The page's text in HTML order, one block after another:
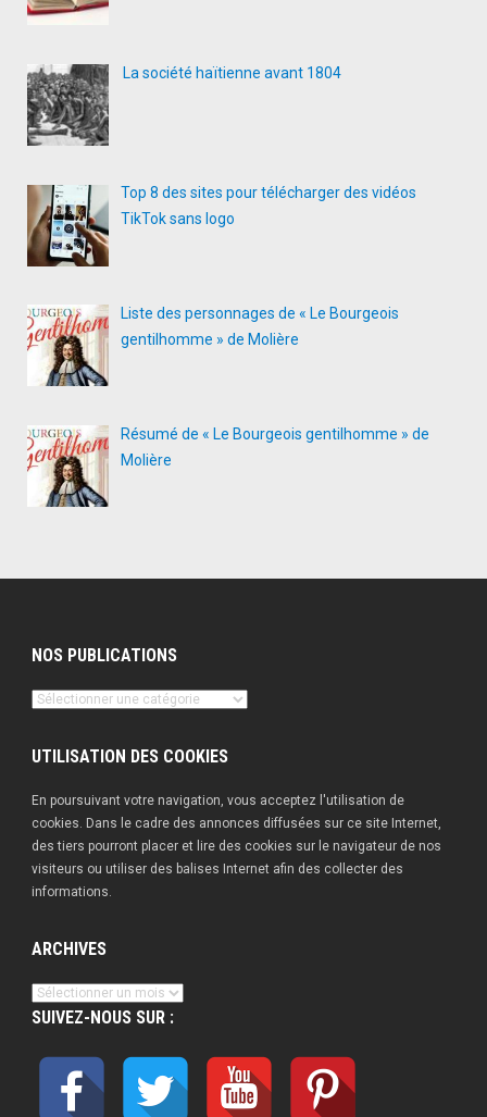
La société haïtienne avant 1804
Top 8 des sites pour télécharger des vidéos
TikTok sans logo
Liste des personnages de « Le Bourgeois
gentilhomme » de Molière
Résumé de « Le Bourgeois gentilhomme » de
Molière
NOS PUBLICATIONS
Nos
UTILISATION DES COOKIES
En poursuivant votre navigation, vous acceptez l'utilisation de
cookies. Dans le cadre des annonces diffusées sur ce site Internet,
des tiers pourront placer et lire des cookies sur le navigateur de nos
visiteurs ou utiliser des balises Internet afin des collecter des
informations.
ARCHIVES
Archives
SUIVEZ-NOUS SUR :